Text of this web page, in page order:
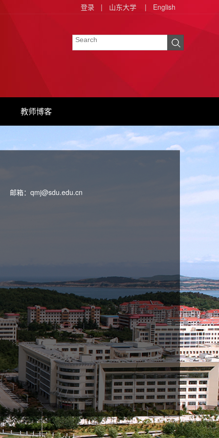
登录 | 山东大学 | English
教师博客
邮箱： qmj@sdu.edu.cn